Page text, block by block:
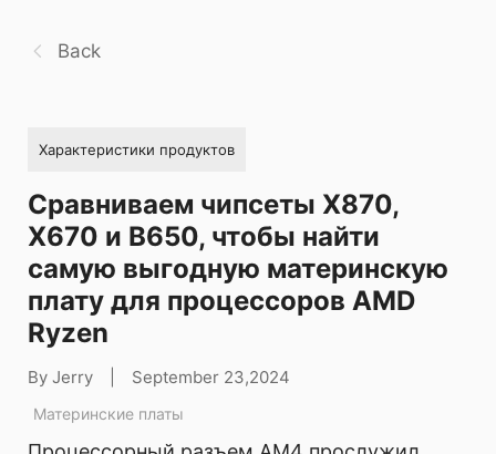
Back
Характеристики продуктов
Сравниваем чипсеты X870,
X670 и B650, чтобы найти
самую выгодную материнскую
плату для процессоров AMD
Ryzen
By Jerry September 23,2024
Материнские платы